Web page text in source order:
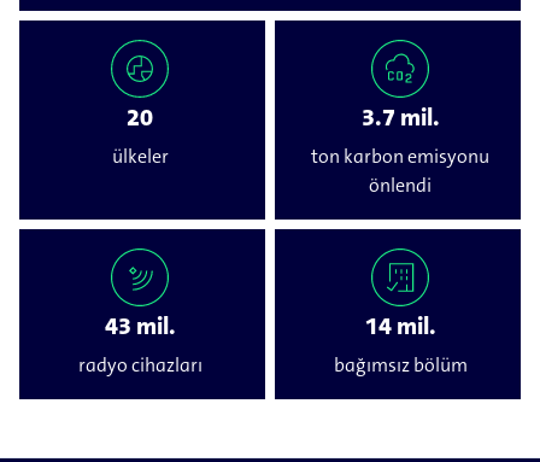
20
ülkeler
3.7 mil.
ton karbon emisyonu
önlendi
43 mil.
radyo cihazları
14 mil.
bağımsız bölüm